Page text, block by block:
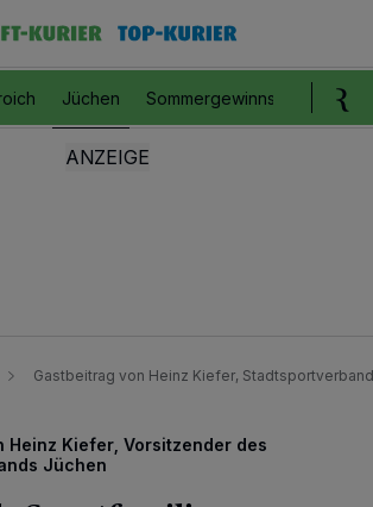
Jüchen Sommergewinnspiel
Gastbeitrag von Heinz Kiefer,
Heinz Kiefer, Vorsitzender des
Jüchen